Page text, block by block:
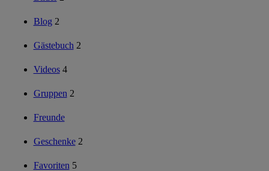
Blog 2
Gästebuch 2
Videos 4
Gruppen 2
Freunde
Geschenke 2
Favoriten 5